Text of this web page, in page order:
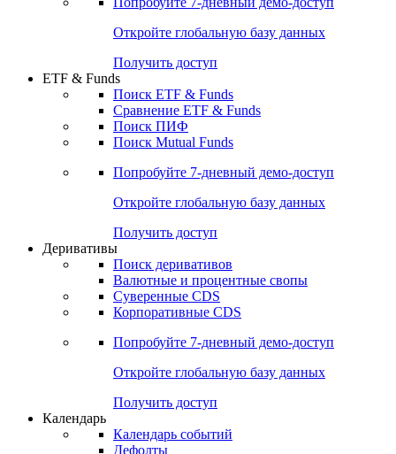
Поиск кредитов
Попробуйте7-дневный
Откройте глобальную базу данных
Получить доступ
ETF & Funds
Сравнение ETF & Funds
Поиск Mutual Funds
Попробуйте7-дневный
Откройте глобальную базу данных
Получить доступ
Деривативы
Валютные и процентные свопы
Корпоративные CDS
Попробуйте7-дневный
Откройте глобальную базу данных